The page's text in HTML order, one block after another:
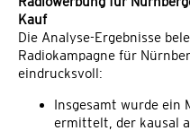
Kauf
Die Analyse-Ergebnisse
Radiokampagne für
eindrucksvoll:
Insgesamt wurde ein
ermittelt, der kausal